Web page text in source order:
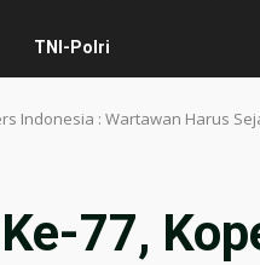
TNI-Polri
Indonesia : Wartawan Harus
77,